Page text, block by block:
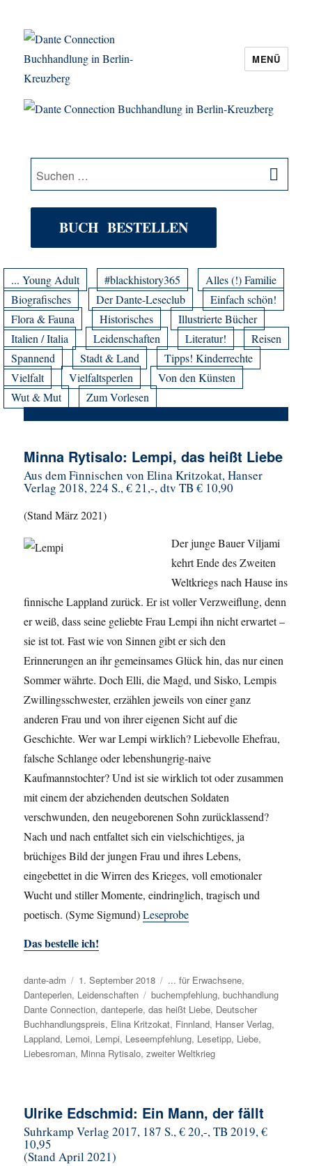
Dante Connection Buchhandlung in
MENÜ
Suche
nach:
BUCH BESTELLEN
... Young Adult #blackhistory365
Alles (!) Familie
Biografisches
Der Dante-Leseclub
Einfach schön!
Flora & Fauna
Historisches
Illustrierte Bücher
Italien / Italia
Leidenschaften Literatur!
Reisen
Spannend
Stadt & Land
Tipps! Kinderrechte
Vielfalt
Vielfaltsperlen
Von den Künsten
Wut & Mut
Zum Vorlesen
Minna Rytisalo: Lempi, das heißt Liebe
Aus dem Finnischen von Elina Kritzokat, Hanser
Verlag 2018, 224 S., € 21,-, dtv TB € 10,90
(Stand März 2021)
Der junge Bauer Viljami
kehrt Ende des Zweiten
Weltkriegs nach Hause ins
finnische Lappland zurück. Er ist voller Verzweiflung, denn
er weiß, dass seine geliebte Frau Lempi ihn nicht erwartet –
sie ist tot. Fast wie von Sinnen gibt er sich den
Erinnerungen an ihr gemeinsames Glück hin, das nur einen
Sommer währte. Doch Elli, die Magd, und Sisko, Lempis
Zwillingsschwester, erzählen jeweils von einer ganz
anderen Frau und von ihrer eigenen Sicht auf die
Geschichte. Wer war Lempi wirklich? Liebevolle Ehefrau,
falsche Schlange oder lebenshungrig-naive
Kaufmannstochter? Und ist sie wirklich tot oder zusammen
mit einem der abziehenden deutschen Soldaten
verschwunden, den neugeborenen Sohn zurücklassend?
Nach und nach entfaltet sich ein vielschichtiges, ja
brüchiges Bild der jungen Frau und ihres Lebens,
eingebettet in die Wirren des Krieges, voll emotionaler
Wucht und stiller Momente, eindringlich, tragisch und
poetisch. (Syme Sigmund)Leseprobe
Das bestelle ich!
Autor
dante-adm
Veröffentlicht
am
1. September 2018 Kategorien
... für Erwachsene,
Danteperlen, Leidenschaften Schlagwörter
buchempfehlung,buchhandlung
Dante Connection,danteperle,das heißt Liebe, Deutscher
Buchhandlungspreis, Elina Kritzokat, Finnland, Hanser Verlag,
Lappland, Lemoi, Lempi, Leseempfehlung, Lesetipp, Liebe,
Liebesroman, Minna Rytisalo,zweiter Weltkrieg
Ulrike Edschmid: Ein Mann, der fällt
Suhrkamp Verlag 2017, 187 S., € 20,-, TB 2019, €
10,95
(Stand April 2021)